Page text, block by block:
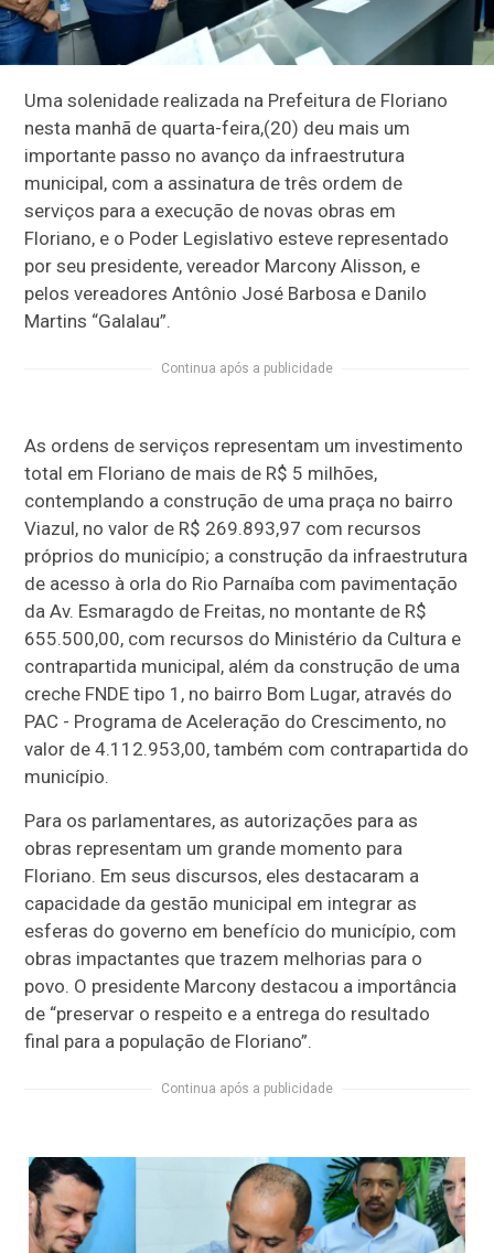
Uma solenidade realizada na Prefeitura de Floriano
nesta manhã de quarta-feira,(20) deu mais um
importante passo no avanço da infraestrutura
municipal, com a assinatura de três ordem de
serviços para a execução de novas obras em
Floriano, e o Poder Legislativo esteve representado
por seu presidente, vereador Marcony Alisson, e
pelos vereadores Antônio José Barbosa e Danilo
Martins “Galalau”.
Continua após a publicidade
As ordens de serviços representam um investimento
total em Floriano de mais de R$ 5 milhões,
contemplando a construção de uma praça no bairro
Viazul, no valor de R$ 269.893,97 com recursos
próprios do município; a construção da infraestrutura
de acesso à orla do Rio Parnaíba com pavimentação
da Av. Esmaragdo de Freitas, no montante de R$
655.500,00, com recursos do Ministério da Cultura e
contrapartida municipal, além da construção de uma
creche FNDE tipo 1, no bairro Bom Lugar, através do
PAC - Programa de Aceleração do Crescimento, no
valor de 4.112.953,00, também com contrapartida do
município.
Para os parlamentares, as autorizações para as
obras representam um grande momento para
Floriano. Em seus discursos, eles destacaram a
capacidade da gestão municipal em integrar as
esferas do governo em benefício do município, com
obras impactantes que trazem melhorias para o
povo. O presidente Marcony destacou a importância
de “preservar o respeito e a entrega do resultado
final para a população de Floriano”.
Continua após a publicidade